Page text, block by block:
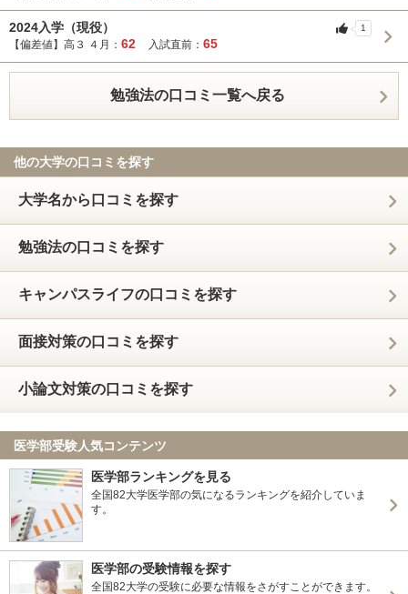
2024入学（現役）
【偏差値】高３ ４月： 62 入試直前： 65
1
勉強法の口コミ一覧へ戻る
他の大学の口コミを探す
大学名から口コミを探す
勉強法の口コミを探す
キャンパスライフの口コミを探す
面接対策の口コミを探す
小論文対策の口コミを探す
医学部受験人気コンテンツ
医学部ランキングを見る
全国82大学医学部の気になるランキングを紹介していま
す。
医学部の受験情報を探す
全国82大学の受験に必要な情報をさがすことができます。